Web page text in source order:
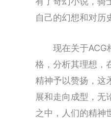
自己的幻想和对历
现在关于ACG
格，分析其理想，
精神予以赞扬，这
展和走向成型，无
之中，人们的精神